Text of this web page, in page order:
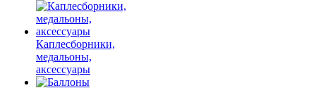
Каплесборники,
медальоны,
аксессуары